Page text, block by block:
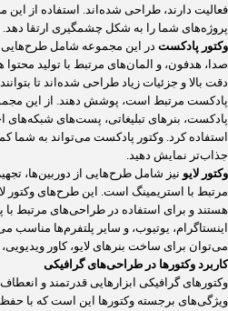
فعالیت دارند، طراحی شده‌اند. استفاده از
پروژه‌های شما را به شکل چشمگیری ارتقا دهد.
وکتور پادکست در این مجموعه شامل طرح‌هایی
صدا، هدفون، و المان‌های مرتبط با تولید
دقت بالا و جزئیات زیاد طراحی شده‌اند تا
پادکست مرتبط است، پوشش دهند. از این
پادکست، بنرهای تبلیغاتی، پست‌های شبکه‌های
استفاده کرد. وکتور پادکست می‌تواند به شما
جذاب‌تر نمایش دهید.
وکتور لایو نیز شامل طرح‌هایی از دوربین‌ها،
مرتبط با استریمینگ است. این طرح‌های وکتور
هستند و برای استفاده در طراحی‌های مرتبط با
اینستاگرام، یوتیوب، و سایر پلتفرم‌ها مناسب
می‌توان برای ساخت بنرهای لایو، کاور ویدیویی،
کاربرد وکتورها در طراحی‌های گرافیکی
وکتورهای گرافیکی ابزارهایی قدرتمند و
ویژگی‌های برجسته وکتورها این است که با حفظ